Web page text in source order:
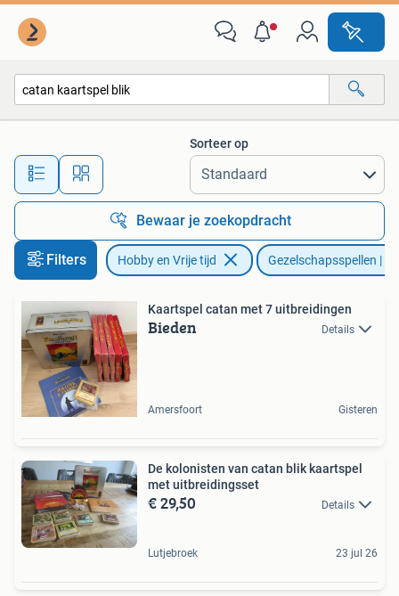
Alle afstanden…
Sorteer op
Bewaar je zoekopdracht
Filters Hobby en Vrije tijd Gezelschapsspellen |
Kaartspel catan met 7 uitbreidingen
Bieden Details
Amersfoort Gisteren
De kolonisten van catan blik kaartspel
met uitbreidingsset
€ 29,50 Details
Lutjebroek 23 jul 26